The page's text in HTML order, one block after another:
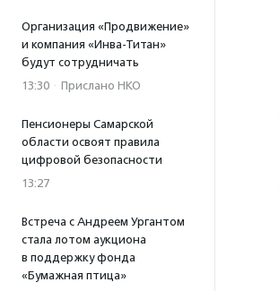
Организация «Продвижение»
и компания «Инва-Титан»
будут сотрудничать
13:30 · Прислано НКО
Пенсионеры Самарской
области освоят правила
цифровой безопасности
13:27
Встреча с Андреем Ургантом
стала лотом аукциона
в поддержку фонда
«Бумажная птица»